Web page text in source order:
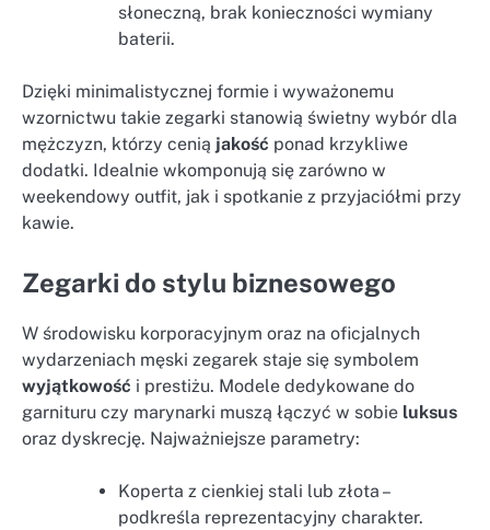
słoneczną, brak konieczności wymiany
baterii.
Dzięki minimalistycznej formie i wyważonemu
wzornictwu takie zegarki stanowią świetny wybór dla
mężczyzn, którzy cenią jakość ponad krzykliwe
dodatki. Idealnie wkomponują się zarówno w
weekendowy outfit, jak i spotkanie z przyjaciółmi przy
kawie.
Zegarki do stylu biznesowego
W środowisku korporacyjnym oraz na oficjalnych
wydarzeniach męski zegarek staje się symbolem
wyjątkowość i prestiżu. Modele dedykowane do
garnituru czy marynarki muszą łączyć w sobie luksus
oraz dyskrecję. Najważniejsze parametry:
Koperta z cienkiej stali lub złota –
podkreśla reprezentacyjny charakter.